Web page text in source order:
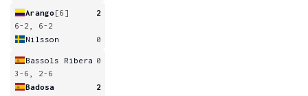
Arango [6]
2
6-2, 6-2
Nilsson
0
Bassols Ribera 0
3-6, 2-6
Badosa
2